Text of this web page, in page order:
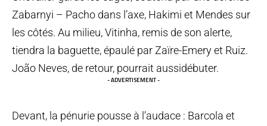
Zabarnyi – Pacho dans l’axe, Hakimi et Mendes sur
les côtés. Au milieu, Vitinha, remis de son alerte,
tiendra la baguette, épaulé par Zaïre-Emery et Ruiz.
João Neves, de retour, pourrait aussidébuter.
- ADVERTISEMENT -
Devant, la pénurie pousse à l’audace : Barcola et